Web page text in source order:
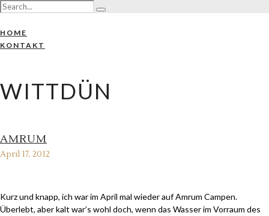
HOME
KONTAKT
WITTDÜN
AMRUM
April 17, 2012
Kurz und knapp, ich war im April mal wieder auf Amrum Campen.
Überlebt, aber kalt war’s wohl doch, wenn das Wasser im Vorraum des